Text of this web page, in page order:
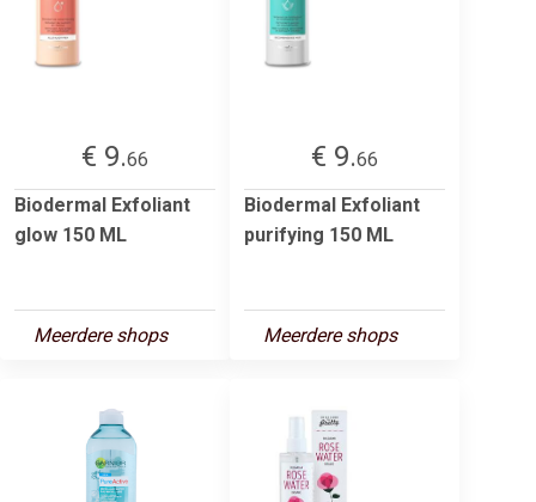
€ 9.66
Biodermal Exfoliant
glow 150 ML
Meerdere shops
€ 9.66
Biodermal Exfoliant
purifying 150 ML
Meerdere shops